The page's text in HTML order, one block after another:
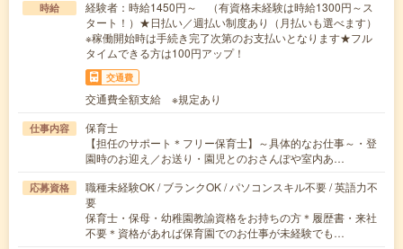
時給
経験者：時給1450円～ （有資格未経験は時給1300円～ス
タート！）★日払い／週払い制度あり（月払いも選べます）
※稼働開始時は手続き完了次第のお支払いとなります★フル
タイムできる方は100円アップ！
交通費
交通費全額支給 ※規定あり
仕事内容
保育士
【担任のサポート＊フリー保育士】～具体的なお仕事～・登
園時のお迎え／お送り・園児とのおさんぽや室内あ…
応募資格
職種未経験OK / ブランクOK / パソコンスキル不要 / 英語力不
要
保育士・保母・幼稚園教諭資格をお持ちの方＊履歴書・来社
不要＊資格があれば保育園でのお仕事が未経験でも…